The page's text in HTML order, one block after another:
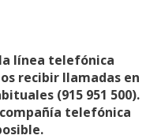
línea telefónica
recibir llamadas en
(915 951 500).
telefónica